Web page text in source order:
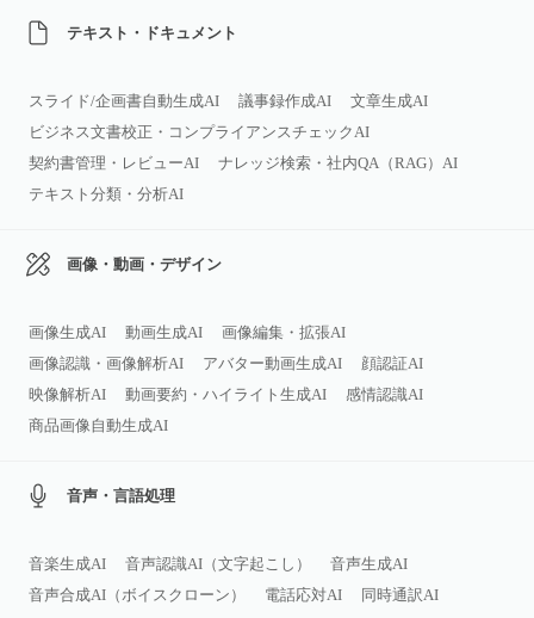
テキスト・ドキュメント
スライド/企画書自動生成AI 議事録作成AI
文章生成AI
ビジネス文書校正・コンプライアンスチェックAI
契約書管理・レビューAI
ナレッジ検索・社内QA（RAG）AI
テキスト分類・分析AI
画像・動画・デザイン
画像生成AI 動画生成AI
画像編集・拡張AI
画像認識・画像解析AI
アバター動画生成AI
顔認証AI
映像解析AI
動画要約・ハイライト生成AI
感情認識AI
商品画像自動生成AI
音声・言語処理
音楽生成AI 音声認識AI（文字起こし）
音声生成AI
音声合成AI（ボイスクローン）
電話応対AI
同時通訳AI